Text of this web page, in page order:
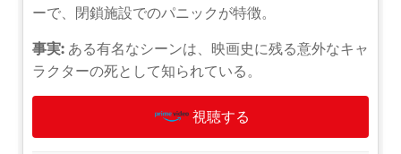
ーで、閉鎖施設でのパニックが特徴。
事実: ある有名なシーンは、映画史に残る意外なキャ
ラクターの死として知られている。
視聴する